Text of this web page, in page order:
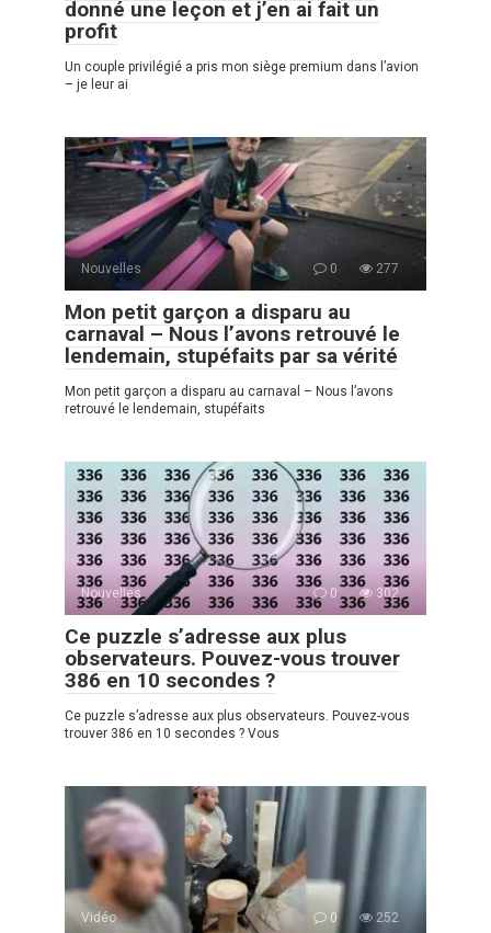
donné une leçon et j’en ai fait un
profit
Un couple privilégié a pris mon siège premium dans l’avion
– je leur ai
Nouvelles 0 277
Mon petit garçon a disparu au
carnaval – Nous l’avons retrouvé le
lendemain, stupéfaits par sa vérité
Mon petit garçon a disparu au carnaval – Nous l’avons
retrouvé le lendemain, stupéfaits
Nouvelles 0 302
Ce puzzle s’adresse aux plus
observateurs. Pouvez-vous trouver
386 en 10 secondes ?
Ce puzzle s’adresse aux plus observateurs. Pouvez-vous
trouver 386 en 10 secondes ? Vous
Vidéo 0 252